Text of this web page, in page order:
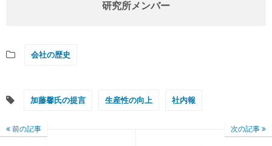
研究所メンバー
会社の歴史
加藤馨氏の提言 生産性の向上 社内報
前の記事 次の記事